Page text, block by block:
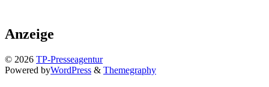
Anzeige
© 2026 TP-Presseagentur
Powered byWordPress & Themegraphy